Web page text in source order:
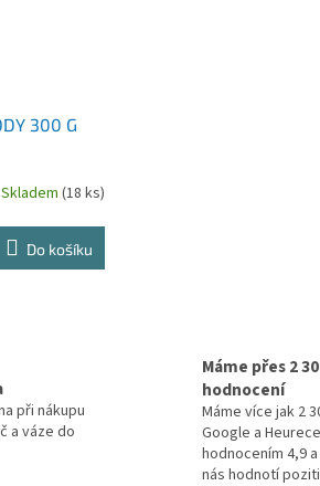
300 G
Skladem (18 ks)
Do košíku
á
d
a
c
í
p
při nákupu
a váze do
Máme přes 2
hodnocení
Máme více jak 2
Google a
hodnocením 4,9
nás hodnotí